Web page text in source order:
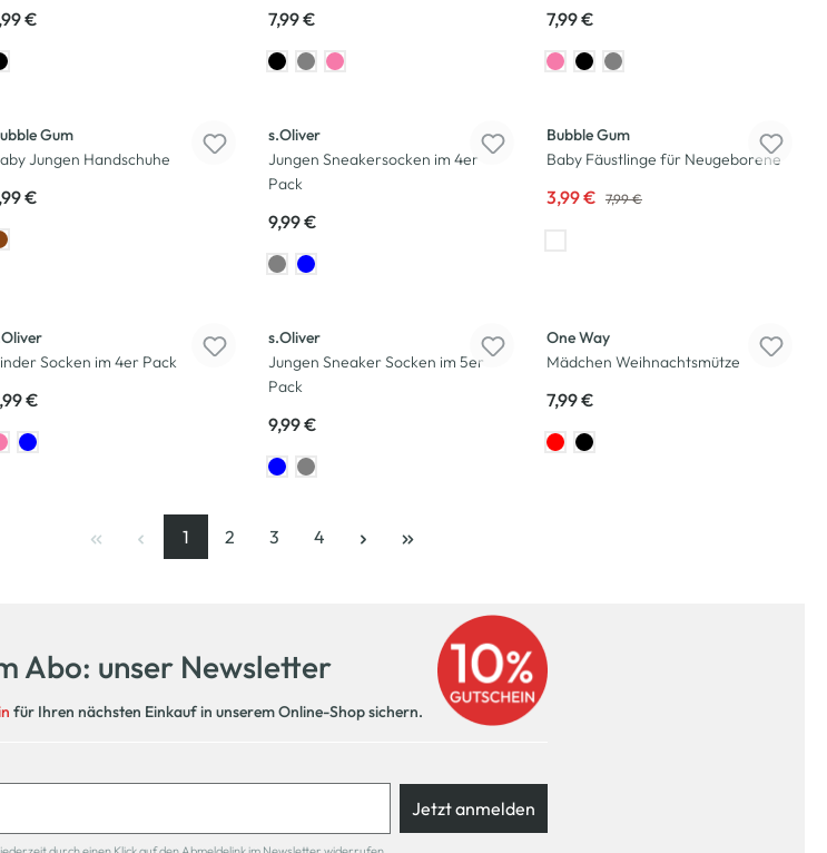
€ 7,99 € 7,99 €
Gum
Jungen Handschuhe
€
s.Oliver
Jungen Sneakersocken im 4er
Pack
9,99 €
Bubble Gum
Baby Fäustlinge für Neugeborene
3,99 € 7,99 €
Socken im 4er Pack
€
s.Oliver
Jungen Sneaker Socken im 5er
Pack
9,99 €
One Way
Mädchen Weihnachtsmütze
7,99 €
Seite
1
, aktuelle Seite
Seite
2
Seite
3
Seite
4
Abo: unser Newsletter
für Ihren nächsten Einkauf in unserem Online-Shop sichern.
Jetzt anmelden